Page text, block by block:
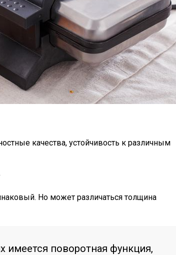
качества, устойчивость к различным
Но может различаться толщина
имеется поворотная функция,